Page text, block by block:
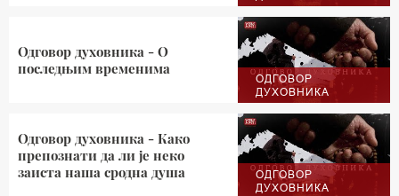
ОДГОВОР
ДУХОВНИКА
Одговор духовника - О
последњим временима
ОДГОВОР
ДУХОВНИКА
Одговор духовника - Како
препознати да ли је неко
заиста наша сродна душа